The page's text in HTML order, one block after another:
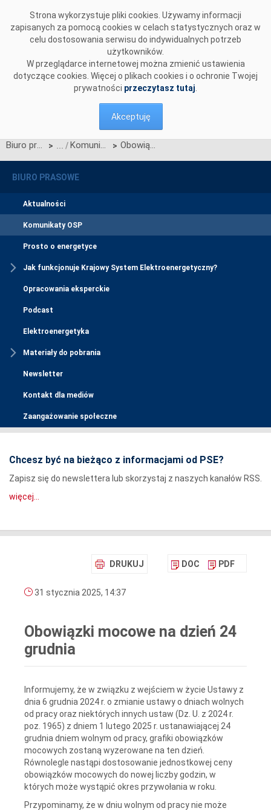
Strona wykorzystuje pliki cookies. Używamy informacji
zapisanych za pomocą cookies w celach statystycznych oraz w
celu dostosowania serwisu do indywidualnych potrzeb
użytkowników.
W przeglądarce internetowej można zmienić ustawienia
dotyczące cookies. Więcej o plikach cookies i o ochronie Twojej
prywatności przeczytasz tutaj
Akceptuję
Biuro prasowe > Komunikaty OSP > Obowiązki mocowe na dzień 24 grudnia
BIURO PRASOWE
Aktualności
Komunikaty OSP
Prosto o energetyce
Jak funkcjonuje Krajowy System Elektroenergetyczny?
Opracowania eksperckie
Podcast
Elektroenergetyka
Materiały do pobrania
Newsletter
Kontakt dla mediów
Zaangażowanie społeczne
Chcesz być na bieżąco z informacjami od PSE?
Zapisz się do newslettera lub skorzystaj z naszych kanałów RSS.
więcej...
DRUKUJ DOC PDF
31 stycznia 2025, 14:37
Obowiązki mocowe na dzień 24
grudnia
Informujemy, że w związku z wejściem w życie Ustawy z
dnia 6 grudnia 2024 r. o zmianie ustawy o dniach wolnych
od pracy oraz niektórych innych ustaw (Dz. U. z 2024 r.
poz. 1965) z dniem 1 lutego 2025 r. ustanawiającej 24
grudnia dniem wolnym od pracy, grafiki obowiązków
mocowych zostaną wyzerowane na ten dzień.
Równolegle nastąpi dostosowanie jednostkowej ceny
obowiązków mocowych do nowej liczby godzin, w
których może wystąpić okres przywołania w roku.
Przypominamy, że w dniu wolnym od pracy nie może